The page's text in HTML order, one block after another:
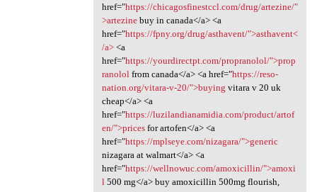
href="https://chicagosfinestccl.com/drug/artezine/"
>artezinebuy in canada</a> <a
href="https://fpny.org/drug/asthavent/">asthavent<
/a><a
href="https://yourdirectpt.com/propranolol/">prop
ranololfrom canada</a> <a href="https://reso-
nation.org/vitara-v-20/">buying vitara v 20 uk
cheap</a> <a
href="https://luzilandianamidia.com/product/artof
en/">pricesfor artofen</a> <a
href="https://mplseye.com/nizagara/">generic
nizagara at walmart</a> <a
href="https://wellnowuc.com/amoxicillin/">amoxi
l500 mg</a> buy amoxicillin 500mg flourish,